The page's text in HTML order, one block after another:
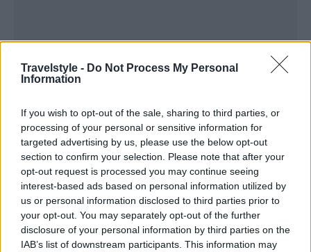
Travelstyle - Do Not Process My Personal
Information
If you wish to opt-out of the sale, sharing to third parties, or
processing of your personal or sensitive information for
targeted advertising by us, please use the below opt-out
section to confirm your selection. Please note that after your
opt-out request is processed you may continue seeing
interest-based ads based on personal information utilized by
us or personal information disclosed to third parties prior to
your opt-out. You may separately opt-out of the further
disclosure of your personal information by third parties on the
IAB’s list of downstream participants. This information may